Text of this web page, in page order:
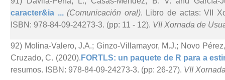
caracter&ia ...(Comunicación oral). Libro de actas: VII
ISBN: 978-84-09-24273-3. (pp: 11 - 12). VII Xornada de
92) Molina-Valero, J.A.; Ginzo-Villamayor, M.J.; Novo
Cruzado, C. (2020). FORTLS: un paquete de R para a
resumos. ISBN: 978-84-09-24273-3. (pp: 26-27). VII